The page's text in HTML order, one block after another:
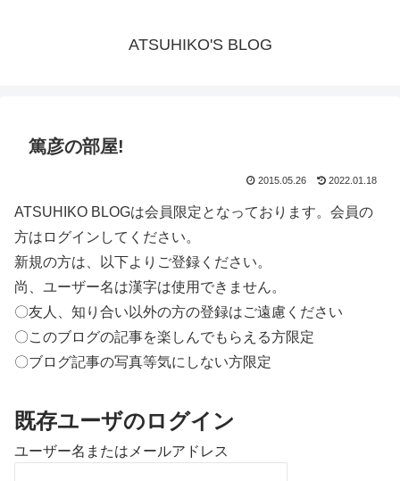
ATSUHIKO'S BLOG
篤彦の部屋!
2015.05.26 2022.01.18
ATSUHIKO BLOGは会員限定となっております。会員の
方はログインしてください。
新規の方は、以下よりご登録ください。
尚、ユーザー名は漢字は使用できません。
〇友人、知り合い以外の方の登録はご遠慮ください
〇このブログの記事を楽しんでもらえる方限定
〇ブログ記事の写真等気にしない方限定
既存ユーザのログイン
ユーザー名またはメールアドレス